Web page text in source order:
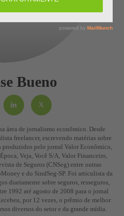
Bueno
área de jornalismo econômico. Desde
freelancer, escrevendo matérias sobre
produzidos pelo jornal Valor Econômico,
Veja, Você S/A, Valor Financeiro,
de Seguros (CNSeg) entre outras
e do SindSeg-SP. Foi articulista da
diariamente sobre seguros, resseguros,
1992 até agosto de 2008 para o jornal
por 12 vezes, o prêmio de melhor
diversos do setor e da grande mídia.